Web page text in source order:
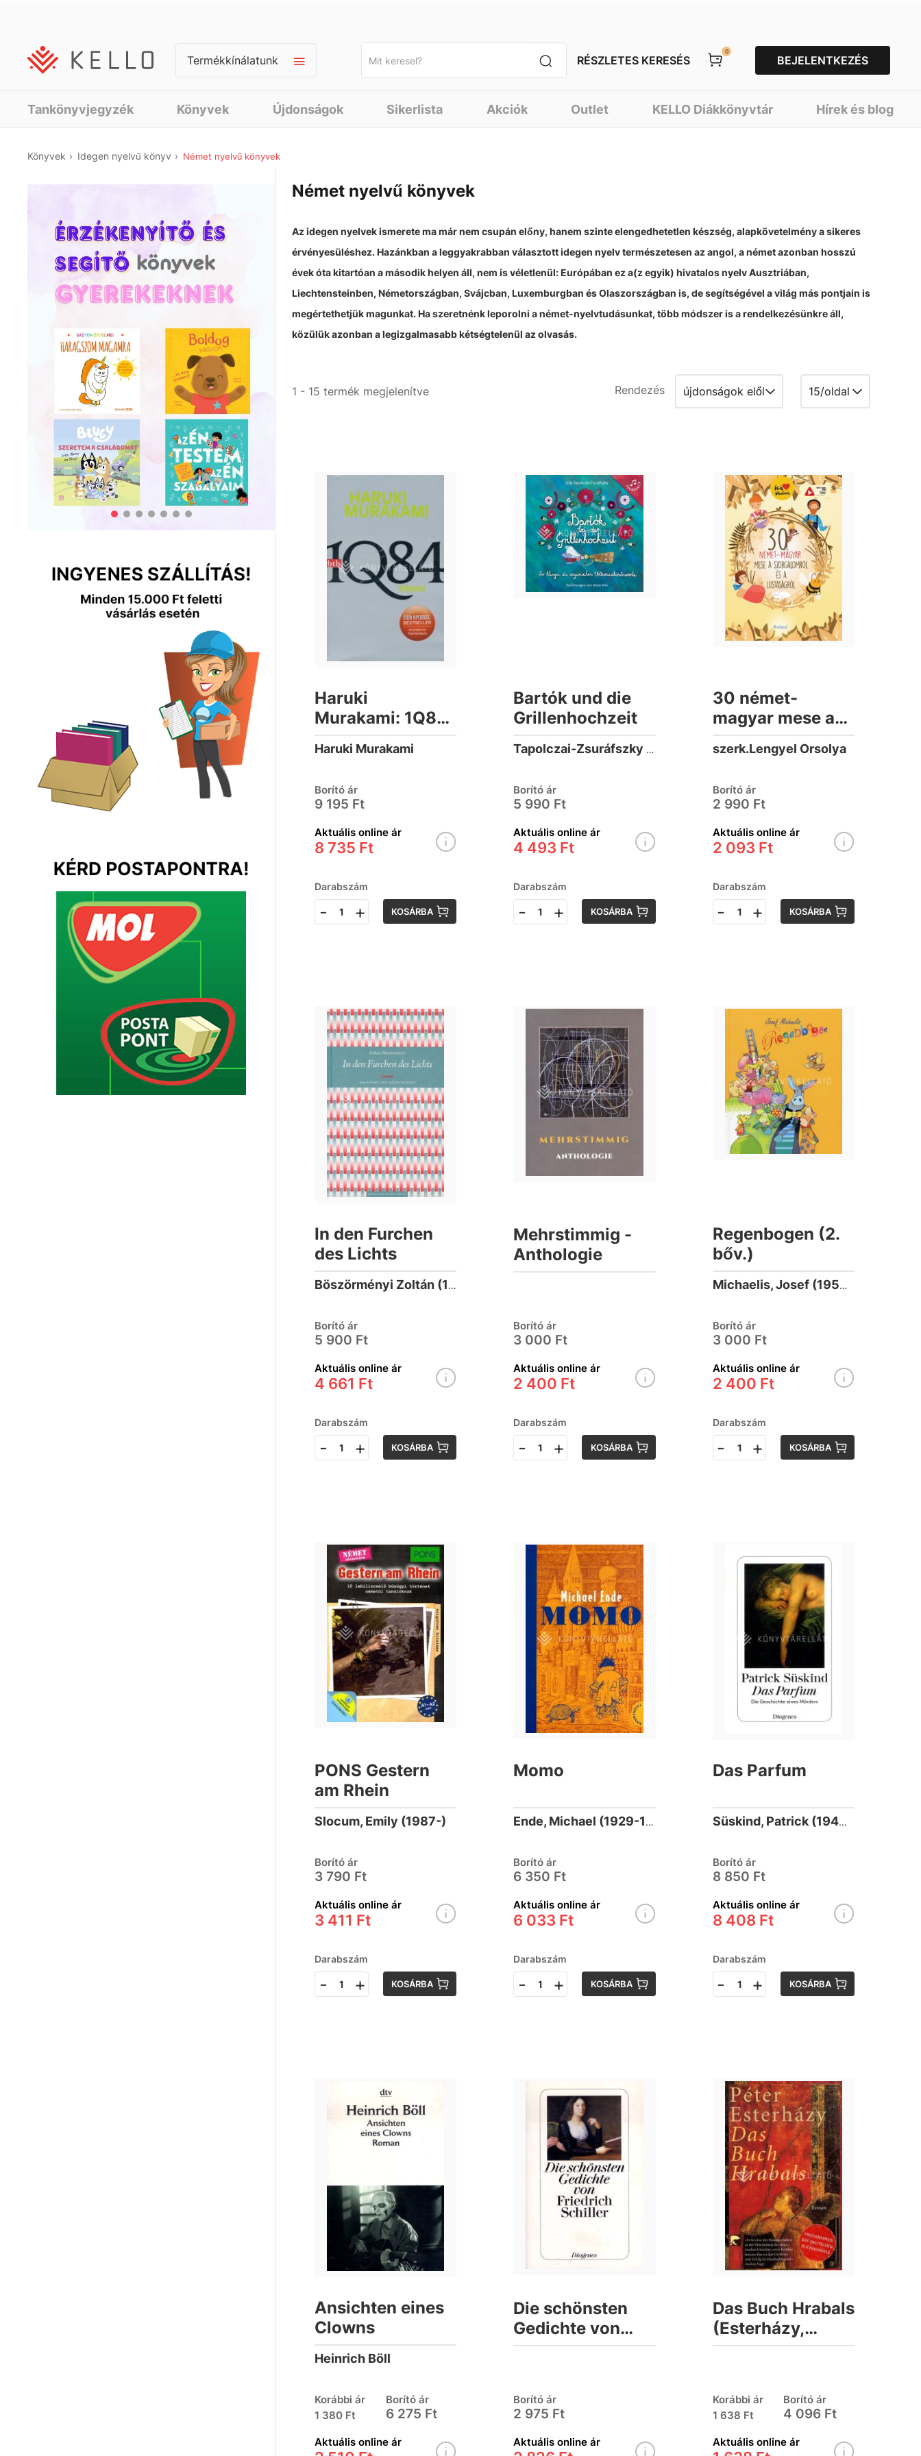
Termékkínálatunk RÉSZLETES KERESÉS
0
BEJELENTKEZÉS
Tankönyvjegyzék Könyvek Újdonságok Sikerlista Akciók Outlet KELLO Diákkönyvtár Hírek és blog
Könyvek Idegen nyelvű könyv Német nyelvű könyvek
Német nyelvű könyvek
Az idegen nyelvek ismerete ma már nem csupán előny, hanem szinte elengedhetetlen készség, alapkövetelmény a sikeres
érvényesüléshez. Hazánkban a leggyakrabban választott idegen nyelv természetesen az angol, a német azonban hosszú
évek óta kitartóan a második helyen áll, nem is véletlenül: Európában ez a(z egyik) hivatalos nyelv Ausztriában,
Liechtensteinben, Németországban, Svájcban, Luxemburgban és Olaszországban is, de segítségével a világ más pontjain is
megértethetjük magunkat. Ha szeretnénk leporolni a német-nyelvtudásunkat, több módszer is a rendelkezésünkre áll,
közülük azonban a legizgalmasabb kétségtelenül az olvasás.
1 - 15 termék megjelenítve Rendezés
Haruki
Murakami: 1Q84
(Buch 1,2)
Haruki Murakami
Borító ár
9 195 Ft
Aktuális online ár
8 735 Ft
Darabszám
- + KOSÁRBA
Bartók und die
Grillenhochzeit
Tapolczai-Zsuráfszky Lilla
Borító ár
5 990 Ft
Aktuális online ár
4 493 Ft
Darabszám
- + KOSÁRBA
30 német-
magyar mese a
szorgalomról és
a lustaságról
szerk.Lengyel Orsolya
Borító ár
2 990 Ft
Aktuális online ár
2 093 Ft
Darabszám
- + KOSÁRBA
In den Furchen
des Lichts
Böszörményi Zoltán (1951-)
Borító ár
5 900 Ft
Aktuális online ár
4 661 Ft
Darabszám
- + KOSÁRBA
Mehrstimmig -
Anthologie
Borító ár
3 000 Ft
Aktuális online ár
2 400 Ft
Darabszám
- + KOSÁRBA
Regenbogen (2.
bőv.)
Michaelis, Josef (1955-)
Borító ár
3 000 Ft
Aktuális online ár
2 400 Ft
Darabszám
- + KOSÁRBA
PONS Gestern
am Rhein
Slocum, Emily (1987-)
Borító ár
3 790 Ft
Aktuális online ár
3 411 Ft
Darabszám
- + KOSÁRBA
Momo
Ende, Michael (1929-1995)
Borító ár
6 350 Ft
Aktuális online ár
6 033 Ft
Darabszám
- + KOSÁRBA
Das Parfum
Süskind, Patrick (1949-)
Borító ár
8 850 Ft
Aktuális online ár
8 408 Ft
Darabszám
- + KOSÁRBA
Ansichten eines
Clowns
Heinrich Böll
Korábbi ár
1 380 Ft
Borító ár
6 275 Ft
Aktuális online ár
Die schönsten
Gedichte von
Friedrich Schiller
Borító ár
2 975 Ft
Aktuális online ár
Das Buch Hrabals
(Esterházy,
Péter)
Korábbi ár
1 638 Ft
Borító ár
4 096 Ft
Aktuális online ár